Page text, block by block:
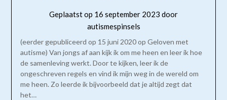
Geplaatst op 16 september 2023 door
autismespinsels
(eerder gepubliceerd op 15 juni 2020 op Geloven met
autisme) Van jongs af aan kijk ik om me heen en leer ik hoe
de samenleving werkt. Door te kijken, leer ik de
ongeschreven regels en vind ik mijn weg in de wereld om
me heen. Zo leerde ik bijvoorbeeld dat je altijd zegt dat
het…